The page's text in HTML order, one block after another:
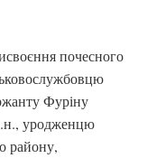
почесного
Фуріну
уродженцю
району,